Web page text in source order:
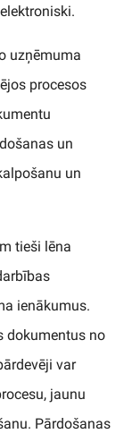
uzņēmuma
procesos
un
un
tieši lēna
ienākumus.
dokumentus no
var
jaunu
Pārdošanas